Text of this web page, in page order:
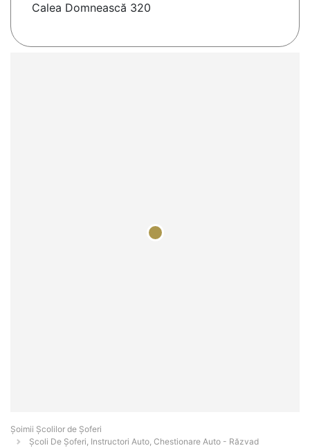
Calea Domnească 320
Şoimii Școlilor de Șoferi
Școli De Șoferi, Instructori Auto, Chestionare Auto - Răzvad